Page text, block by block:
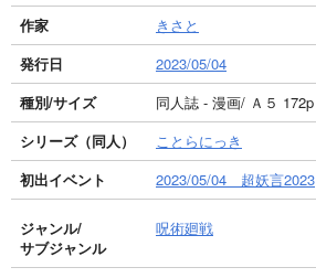
作家
きさと
発行日
2023/05/04
種別/サイズ
同人誌 - 漫画/ Ａ５ 172p
シリーズ（同人）
ことらにっき
初出イベント
2023/05/04 超妖言2023
ジャンル/
サブジャンル
呪術廻戦